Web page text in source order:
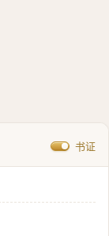
书证